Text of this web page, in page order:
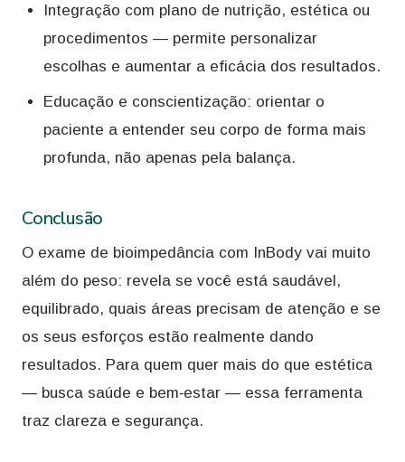
Integração com plano de nutrição, estética ou
procedimentos — permite personalizar
escolhas e aumentar a eficácia dos resultados.
Educação e conscientização: orientar o
paciente a entender seu corpo de forma mais
profunda, não apenas pela balança.
Conclusão
O exame de bioimpedância com InBody vai muito
além do peso: revela se você está saudável,
equilibrado, quais áreas precisam de atenção e se
os seus esforços estão realmente dando
resultados. Para quem quer mais do que estética
— busca saúde e bem‑estar — essa ferramenta
traz clareza e segurança.